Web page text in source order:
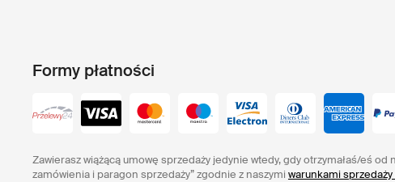
Formy płatności
Zawierasz wiążącą umowę sprzedaży jedynie wtedy, gdy otrzymałaś/eś od
zamówienia i paragon sprzedaży” zgodnie z naszymi warunkami sprzedaży